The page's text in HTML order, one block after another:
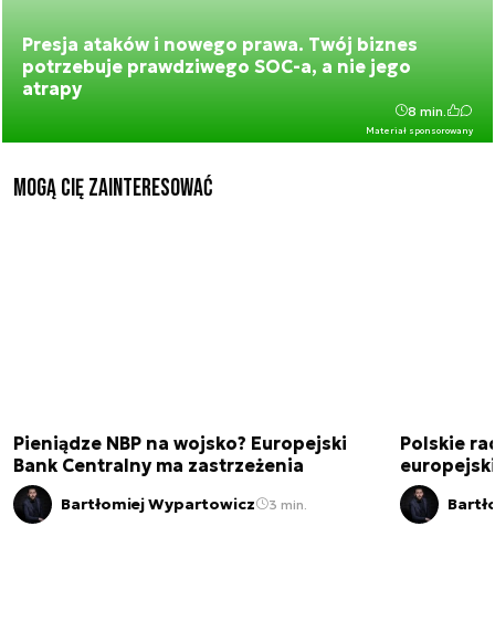
Presja ataków i nowego prawa. Twój biznes
potrzebuje prawdziwego SOC-a, a nie jego
atrapy
Materiał sponsorowany
8 min.
Mogą Cię zainteresować
Pieniądze NBP na wojsko? Europejski
Bank Centralny ma zastrzeżenia
Bartłomiej Wypartowicz 3 min.
Polskie